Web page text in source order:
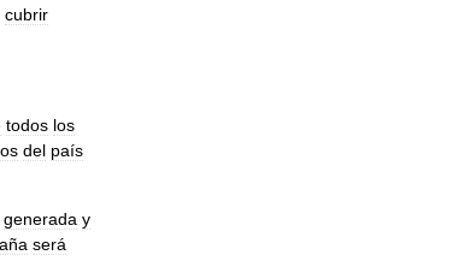
cubrir
todos los
del país
generada y
será